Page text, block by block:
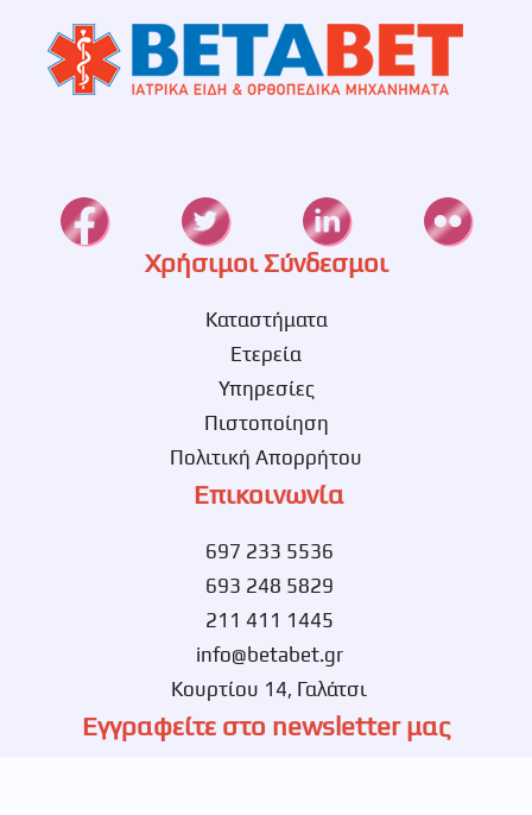
Χρήσιμοι Σύνδεσμοι
Καταστήματα
Ετερεία
Υπηρεσίες
Πιστοποίηση
Πολιτική Απορρήτου
Επικοινωνία
697 233 5536
693 248 5829
211 411 1445
info@betabet.gr
Κουρτίου 14, Γαλάτσι
Εγγραφείτε στο newsletter μας